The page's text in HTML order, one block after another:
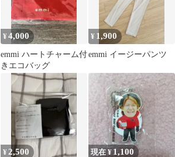
¥4,000
emmi ハートチャーム付
きエコバッグ
¥ 1,900
emmi イージーパンツ
¥ 2,500 現在 ¥ 1,100